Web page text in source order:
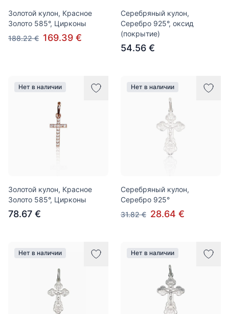
Золотой кулон, Красное
Золото 585°, Цирконы
188.22 € 169.39 €
Серебряный кулон,
Серебро 925°, оксид
(покрытие)
54.56 €
Нет в наличии
Золотой кулон, Красное
Золото 585°, Цирконы
78.67 €
Нет в наличии
Серебряный кулон,
Серебро 925°
31.82 € 28.64 €
Нет в наличии Нет в наличии